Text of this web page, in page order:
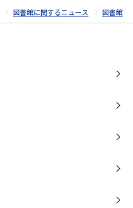
図書館に関するニュース 図書館